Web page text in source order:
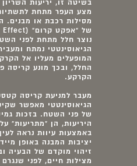
בשיטה זו, יריעות
מצע העפר מתחת
מסילות רכבת או מבנים.
נוצר חלל מתחת לפני
הגיאוסינטטי נמתח
המופעלים מעליו אל
החלל, ובכך מונע קריסה
הקרקע.
מעבר למניעת קריסה
הגיאוסינטטי מאפשר
של פני השטח. בזכות
היריעות, הן "מתריעות"
באמצעות עיוות נראה
יציבות המבנה באופן
זיהוי מוקדם של הבעיה
מצילות חיים, לפני